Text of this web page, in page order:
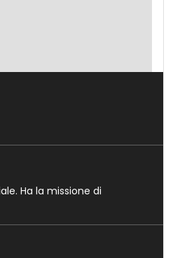
Ha la missione di